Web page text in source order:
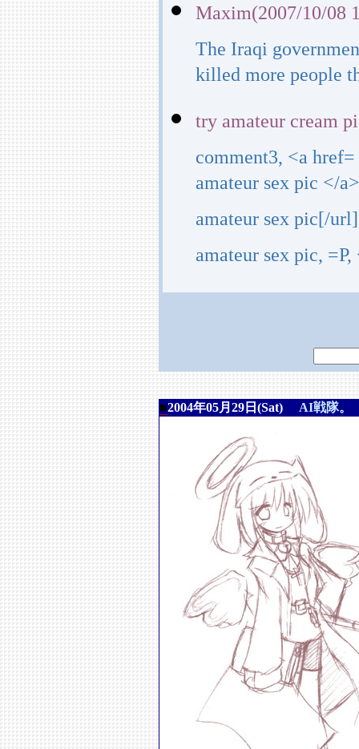
Maxim(2007/10/08
The Iraqi
killed more people
try amateur cream
comment3, <a
amateur sex pic </
amateur sex pic[/
amateur sex pic,
■2004年05月29日(Sat) AI戦隊。